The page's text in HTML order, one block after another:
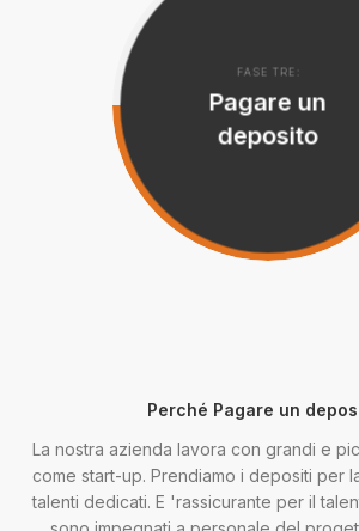
FASE TRE:
Pagare un
deposito
Perché Pagare un
La nostra azienda lavora con grandi e
come start-up. Prendiamo i depositi per
talenti dedicati. E 'rassicurante per il